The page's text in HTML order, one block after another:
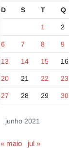
junho 2021
D S T Q
1 2
6 7 8 9
13 14 15 16
20 21 22 23
27 28 29 30
« maio jul »